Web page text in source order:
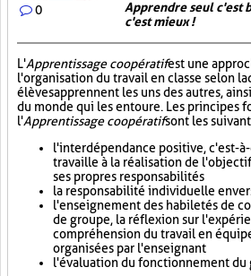
0
Apprendre seul c'est
c'est mieux !
L'Apprentissage coopératifest une
l'organisation du travail en classe selon
élèves apprennent les uns des autres,
du monde qui les entoure. Les principes
l'Apprentissage coopératifsont les
l'interdépendance positive, c'est-
travaille à la réalisation de
ses propres responsabilités
la responsabilité individuelle
l'enseignement des habiletés de
de groupe, la réflexion sur
compréhension du travail en
organisées par l'enseignant
l'évaluation du fonctionnement du